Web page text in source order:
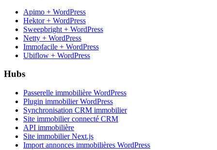
Apimo + WordPress
Hektor + WordPress
Sweepbright + WordPress
Netty + WordPress
Immofacile + WordPress
Ubiflow + WordPress
Hubs
Passerelle immobilière WordPress
Plugin immobilier WordPress
Synchronisation CRM immobilier
Site immobilier connecté CRM
API immobilière
Site immobilier Next.js
Import annonces immobilières WordPress